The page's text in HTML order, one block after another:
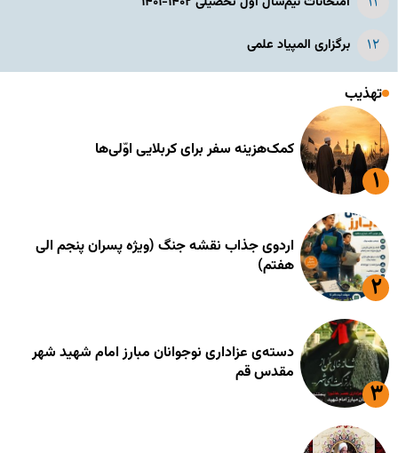
برگزاری المپیاد علمی
تهذیب
کمک‌هزینه سفر برای کربلایی اوّلی‌ها
اردوی جذاب نقشه جنگ (ویژه پسران پنجم الی
هفتم)
دسته‌ی عزاداری نوجوانان مبارز امام شهید شهر
مقدس قم